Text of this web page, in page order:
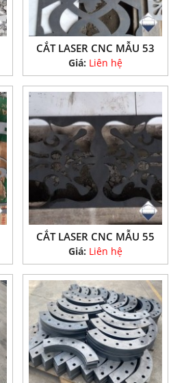
CẮT LASER CNC MẪU 53
Giá: Liên hệ
CẮT LASER CNC MẪU 55
Giá: Liên hệ